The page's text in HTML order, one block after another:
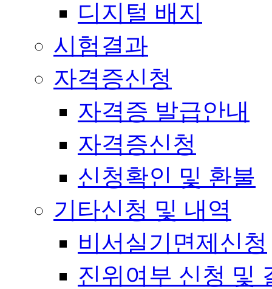
디지털 배지
시험결과
자격증신청
자격증 발급안내
자격증신청
신청확인 및 환불
기타신청 및 내역
비서실기면제신청
진위여부 신청 및